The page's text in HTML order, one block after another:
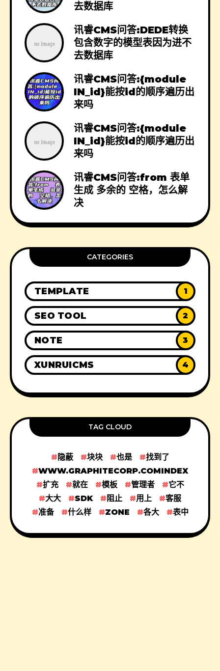
去数据库
讯睿CMS问答:DEDE转换
包含数字的模型表因为进不
去数据库
讯睿CMS问答:{module
IN_id}能按id的顺序遍历出
来吗
讯睿CMS问答:{module
IN_id}能按id的顺序遍历出
来吗
讯睿CMS问答:from 表单
生成 多余的 空格，怎么解
决
CATEGORIES
TEMPLATE 1
SEO TOOL 2
NOTE 3
XUNRUICMS 4
TAG CLOUD
隐蔽 块块 也是
找到了
WWW.GRAPHITECORP.COMINDEX
扩充
就在 模板 管理者
它不
大大
SDK 阻止 用上
客服
准备
什么样 ZONE 各大 表中